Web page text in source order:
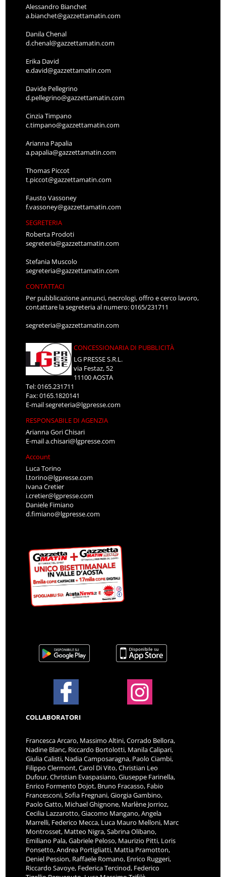
Alessandro Bianchet
a.bianchet@gazzettamatin.com
Danila Chenal
d.chenal@gazzettamatin.com
Erika David
e.david@gazzettamatin.com
Davide Pellegrino
d.pellegrino@gazzettamatin.com
Cinzia Timpano
c.timpano@gazzettamatin.com
Arianna Papalia
a.papalia@gazzettamatin.com
Thomas Piccot
t.piccot@gazzettamatin.com
Fausto Vassoney
f.vassoney@gazzettamatin.com
SEGRETERIA
Roberta Prodoti
segreteria@gazzettamatin.com
Stefania Muscolo
segreteria@gazzettamatin.com
CONTATTACI
Per pubblicazione annunci, necrologi, offro e cerco lavoro,
contattare la segreteria al numero: 0165/231711
segreteria@gazzettamatin.com
CONCESSIONARIA DI PUBBLICITÀ
LG PRESSE S.R.L.
via Festaz, 52
11100 AOSTA
Tel: 0165.231711
Fax: 0165.1820141
E-mailsegreteria@lgpresse.com
RESPONSABILE DI AGENZIA
Arianna Gori Chisari
E-maila.chisari@lgpresse.com
Account
Luca Torino
l.torino@lgpresse.com
Ivana Cretier
i.cretier@lgpresse.com
Daniele Fimiano
d.fimiano@lgpresse.com
COLLABORATORI
Francesca Arcaro, Massimo Altini, Corrado Bellora,
Nadine Blanc, Riccardo Bortolotti, Manila Calipari,
Giulia Calisti, Nadia Camposaragna, Paolo Ciambi,
Filippo Clermont, Carol Di Vito, Christian Leo
Dufour, Christian Evaspasiano, Giuseppe Farinella,
Enrico Formento Dojot, Bruno Fracasso, Fabio
Francesconi, Sofia Fregnani, Giorgia Gambino,
Paolo Gatto, Michael Ghignone, Marlène Jorrioz,
Cecilia Lazzarotto, Giacomo Mangano, Angela
Marrelli, Federico Mecca, Luca Mauro Melloni, Marc
Montrosset, Matteo Nigra, Sabrina Olibano,
Emiliano Pala, Gabriele Peloso, Maurizio Pitti, Loris
Ponsetto, Andrea Portigliatti, Mattia Pramotton,
Deniel Pession, Raffaele Romano, Enrico Ruggeri,
Riccardo Savoye, Federica Tercinod, Federico